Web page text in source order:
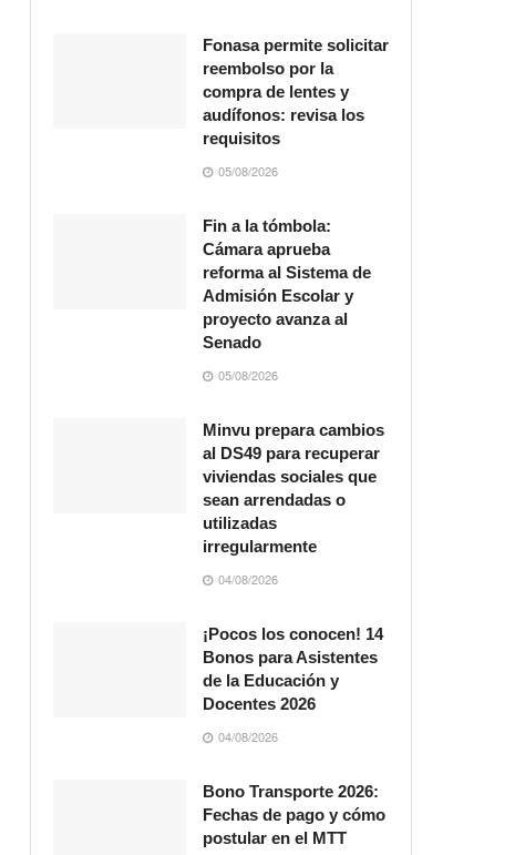
Fonasa permite solicitar
reembolso por la
compra de lentes y
audífonos: revisa los
requisitos
05/08/2026
Fin a la tómbola:
Cámara aprueba
reforma al Sistema de
Admisión Escolar y
proyecto avanza al
Senado
05/08/2026
Minvu prepara cambios
al DS49 para recuperar
viviendas sociales que
sean arrendadas o
utilizadas
irregularmente
04/08/2026
¡Pocos los conocen! 14
Bonos para Asistentes
de la Educación y
Docentes 2026
04/08/2026
Bono Transporte 2026:
Fechas de pago y cómo
postular en el MTT